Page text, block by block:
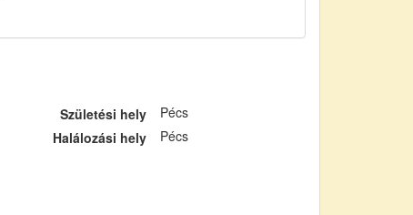
Születési hely
Pécs
Halálozási hely
Pécs